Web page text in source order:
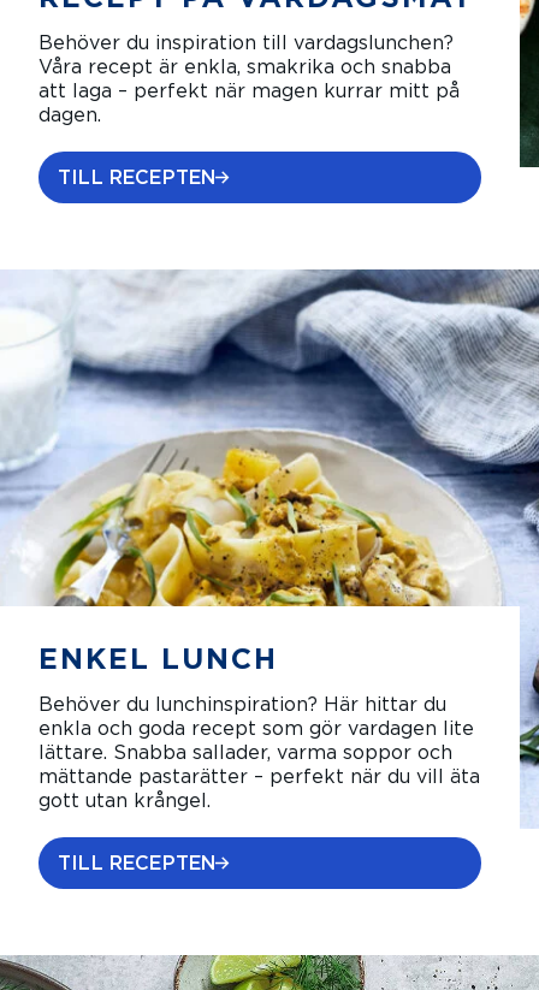
Behöver du inspiration till vardagslunchen?
Våra recept är enkla, smakrika och snabba
att laga – perfekt när magen kurrar mitt på
dagen.
TILL RECEPTEN
ENKEL LUNCH
Behöver du lunchinspiration? Här hittar du
enkla och goda recept som gör vardagen lite
lättare. Snabba sallader, varma soppor och
mättande pastarätter – perfekt när du vill äta
gott utan krångel.
TILL RECEPTEN